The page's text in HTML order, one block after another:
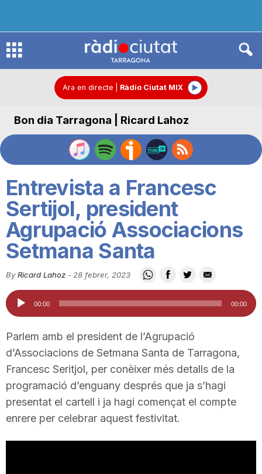
R
d
C
i
t
a
t
Ara en directe Ràdio Ciutat MIX
Bon dia Tarragona | Ricard Lahoz
Entrevista a Francesc
Sertijol, president
Agrupació Associacions
Setmana Santa
By Ricard Lahoz - 28 febrer, 2023
Reproductor
d'àudio
00:00 00:00
Parlem amb el president de l’Agrupació
d’Associacions de Setmana Santa de Tarragona,
Francesc Seritjol, per conèixer més detalls de la
programació d’enguany després que ja s’hagi
presentat el cartell i ja hagi començat el compte
enrere per celebrar aquest festivitat.